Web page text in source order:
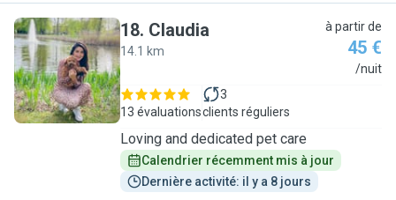
C
18. Claudia
14.1 km
à partir de
45 €
/nuit
13 évaluations
3
clients réguliers
Loving and dedicated pet care
Calendrier récemment mis à jour
Dernière activité: il y a 8 jours